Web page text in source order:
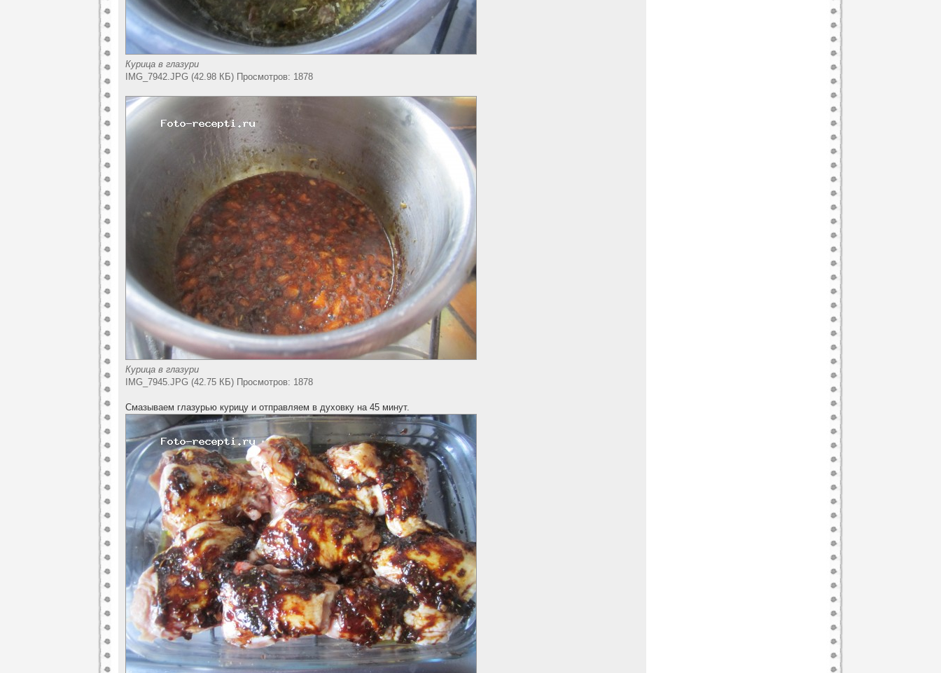
Курица в глазури
IMG_7942.JPG (42.98 КБ) Просмотров: 1878
Курица в глазури
IMG_7945.JPG (42.75 КБ) Просмотров: 1878
Смазываем глазурью курицу и отправляем в духовку на 45 минут.